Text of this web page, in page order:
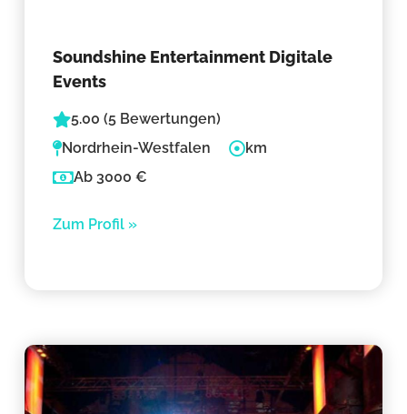
Soundshine Entertainment Digitale
Events
5.00 (5 Bewertungen)
Nordrhein-Westfalen
km
Ab 3000 €
Zum Profil »